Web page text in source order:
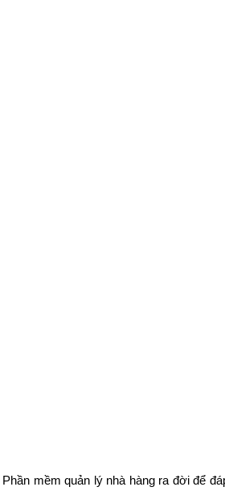
mềm quản lý nhà hàng ra đời để